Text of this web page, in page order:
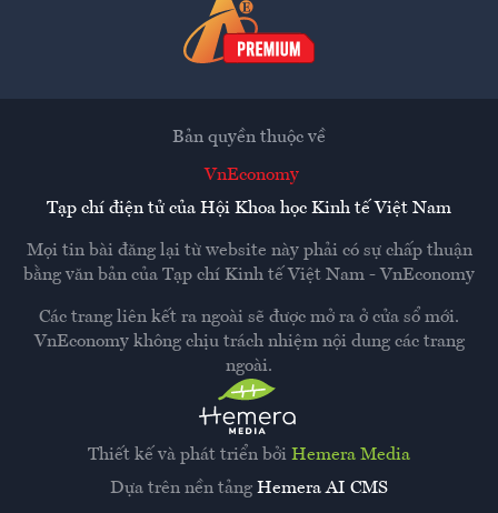
Thiết kế và phát triển bởi Hemera Media
Dựa trên nền tảng Hemera AI CMS
Bản quyền thuộc về
VnEconomy
Tạp chí điện tử của Hội Khoa học Kinh tế Việt Nam
Mọi tin bài đăng lại từ website này phải có sự chấp thuận
bằng văn bản của Tạp chí Kinh tế Việt Nam - VnEconomy
Các trang liên kết ra ngoài sẽ được mở ra ở cửa sổ mới.
VnEconomy không chịu trách nhiệm nội dung các trang
ngoài.